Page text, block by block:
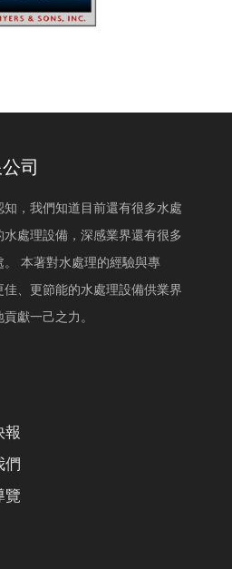
司
，我們知道目前還有很多水處
處理設備，深感業界還有很多
本著對水處理的經驗與專
、更節能的水處理設備供業界
獻一己之力。
報
們
覽